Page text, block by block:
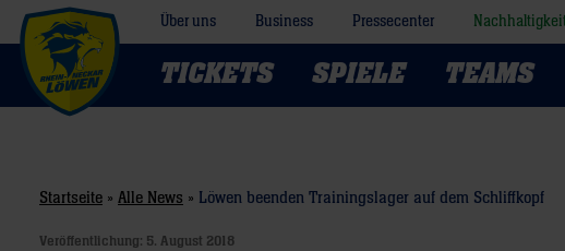
Über uns Business Pressecenter
TICKETS SPIELE TEAMS
Startseite » Alle News » Löwen beenden Trainingslager auf dem Schliffkopf
Veröffentlichung: 5. August 2018